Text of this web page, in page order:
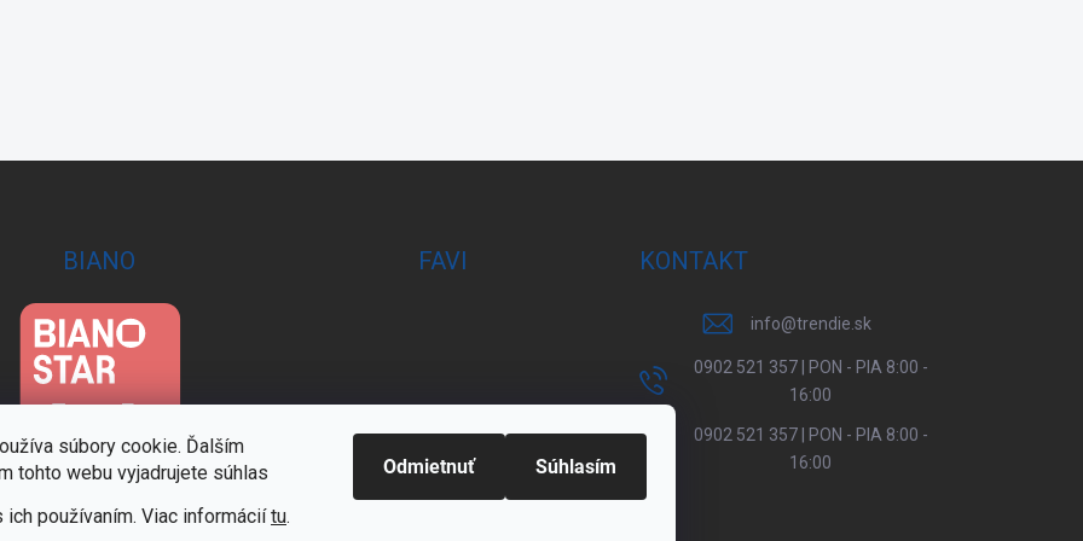
súbory cookie. Ďalším
tohto webu vyjadrujete súhlas
ich používaním. Viac informáciítu.
Odmietnuť Súhlasím
BIANO FAVI KONTAKT
info@trendie.sk
0902 521 357 | PON - PIA 8:00 -
16:00
0902 521 357 | PON - PIA 8:00 -
16:00